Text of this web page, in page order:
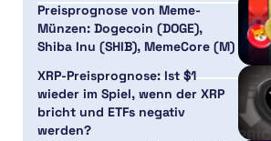
Preisprognose von Meme-
Münzen: Dogecoin (DOGE),
Shiba Inu (SHIB), MemeCore (M)
XRP-Preisprognose: Ist $1
wieder im Spiel, wenn der XRP
bricht und ETFs negativ
werden?